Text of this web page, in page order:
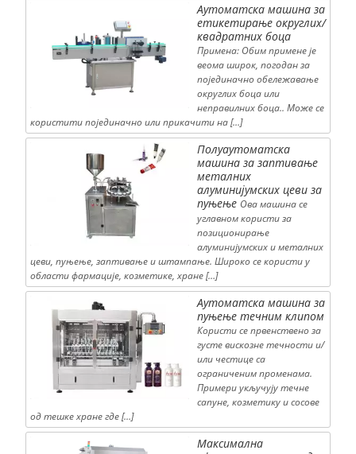
Аутоматска машина за
етикетирање округлих/
квадратних боца
Примена: Обим примене је
веома широк, погодан за
појединачно обележавање
округлих боца или
неправилних боца.. Може се
користити појединачно или прикачити на […]
Полуаутоматска
машина за заптивање
металних
алуминијумских цеви за
пуњење Ова машина се
углавном користи за
позиционирање
алуминијумских и металних
цеви, пуњење, заптивање и штампање. Широко се користи у
области фармације, козметике, хране […]
Аутоматска машина за
пуњење течним клипом
Користи се првенствено за
густе вискозне течности и/
или честице са
ограниченим променама.
Примери укључују течне
сапуне, козметику и сосове
од тешке хране где […]
Максимална